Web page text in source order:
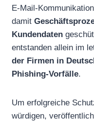
E-Mail-
damit
Kundendaten
entstanden allein im
der Firmen in
Phishing-Vorfälle.
Um erfolgreiche
würdigen,